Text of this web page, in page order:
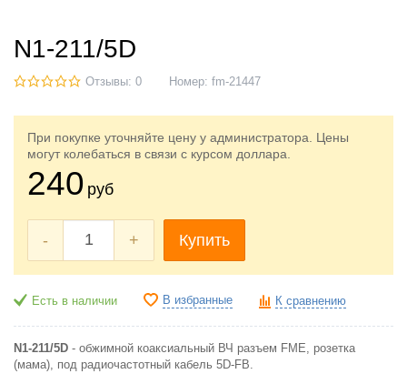
N1-211/5D
Отзывы: 0 Номер: fm-21447
При покупке уточняйте цену у администратора. Цены
могут колебаться в связи с курсом доллара.
240 руб
- + Купить
Есть в наличии В избранные К сравнению
N1-211/5D - обжимной коаксиальный ВЧ разъем FME, розетка
(мама), под радиочастотный кабель 5D-FB.